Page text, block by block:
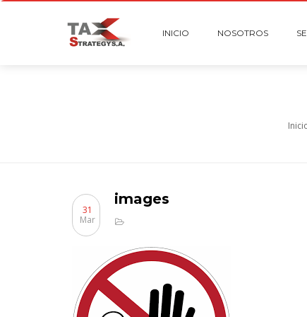
INICIO NOSOTROS
images
31
Mar